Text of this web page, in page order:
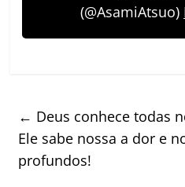
(@AsamiAtsuo)
← Deus conhece todas
Ele sabe nossa a dor e
profundos!